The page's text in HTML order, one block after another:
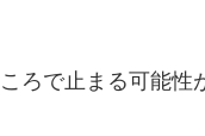
ろで止まる可能性